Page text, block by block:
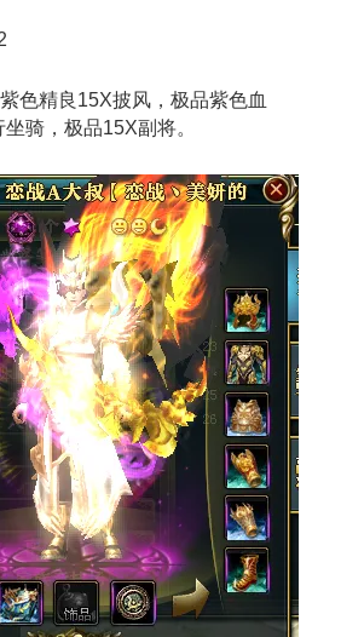
精良15X披风，极品紫色血
坐骑，极品15X副将。